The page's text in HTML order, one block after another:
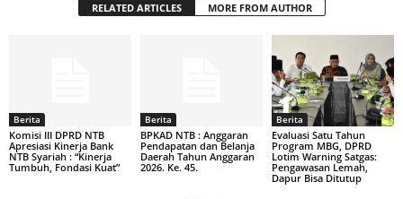
RELATED ARTICLES MORE FROM AUTHOR
Berita
Komisi III DPRD NTB
Apresiasi Kinerja Bank
NTB Syariah : “Kinerja
Tumbuh, Fondasi Kuat”
Berita
BPKAD NTB : Anggaran
Pendapatan dan Belanja
Daerah Tahun Anggaran
2026. Ke. 45.
Berita
Evaluasi Satu Tahun
Program MBG, DPRD
Lotim Warning Satgas:
Pengawasan Lemah,
Dapur Bisa Ditutup